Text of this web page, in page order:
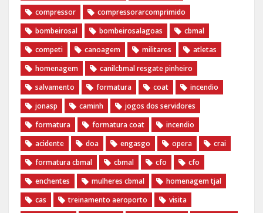
compressor
compressorarcomprimido
bombeirosal
bombeirosalagoas
cbmal
competi
canoagem militares
atletas
homenagem
canilcbmal resgate pinheiro
salvamento
formatura coat
incendio
jonasp
caminh
jogos dos servidores
formatura
formatura coat
incendio
acidente
doa engasgo opera
crai
formatura cbmal
cbmal cfo
cfo
enchentes
mulheres cbmal
homenagem tjal
cas
treinamento aeroporto
visita